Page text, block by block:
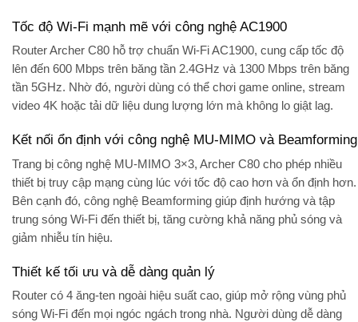
Tốc độ Wi-Fi mạnh mẽ với công nghệ AC1900
Router Archer C80 hỗ trợ chuẩn Wi-Fi AC1900, cung cấp tốc độ
lên đến 600 Mbps trên băng tần 2.4GHz và 1300 Mbps trên băng
tần 5GHz. Nhờ đó, người dùng có thể chơi game online, stream
video 4K hoặc tải dữ liệu dung lượng lớn mà không lo giật lag.
Kết nối ổn định với công nghệ MU-MIMO và Beamforming
Trang bị công nghệ MU-MIMO 3×3, Archer C80 cho phép nhiều
thiết bị truy cập mạng cùng lúc với tốc độ cao hơn và ổn định hơn.
Bên cạnh đó, công nghệ Beamforming giúp định hướng và tập
trung sóng Wi-Fi đến thiết bị, tăng cường khả năng phủ sóng và
giảm nhiễu tín hiệu.
Thiết kế tối ưu và dễ dàng quản lý
Router có 4 ăng-ten ngoài hiệu suất cao, giúp mở rộng vùng phủ
sóng Wi-Fi đến mọi ngóc ngách trong nhà. Người dùng dễ dàng